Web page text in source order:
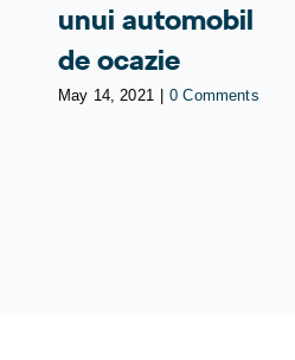
unui automobil
de ocazie
May 14, 2021 0 Comments